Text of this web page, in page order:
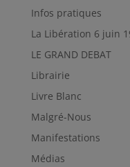
Infos pratiques
La Libération 6 juin
LE GRAND DEBAT
Librairie
Livre Blanc
Malgré-Nous
Manifestations
Médias